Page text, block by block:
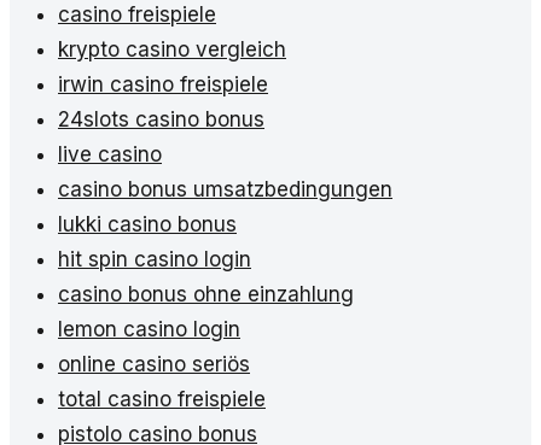
casino freispiele
krypto casino vergleich
irwin casino freispiele
24slots casino bonus
live casino
casino bonus umsatzbedingungen
lukki casino bonus
hit spin casino login
casino bonus ohne einzahlung
lemon casino login
online casino seriös
total casino freispiele
pistolo casino bonus